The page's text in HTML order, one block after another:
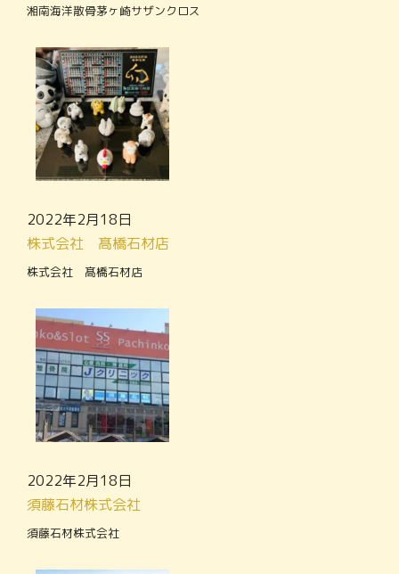
湘南海洋散骨茅ヶ崎サザンクロス
2022年2月18日
株式会社 髙橋石材店
株式会社 髙橋石材店
2022年2月18日
須藤石材株式会社
須藤石材株式会社